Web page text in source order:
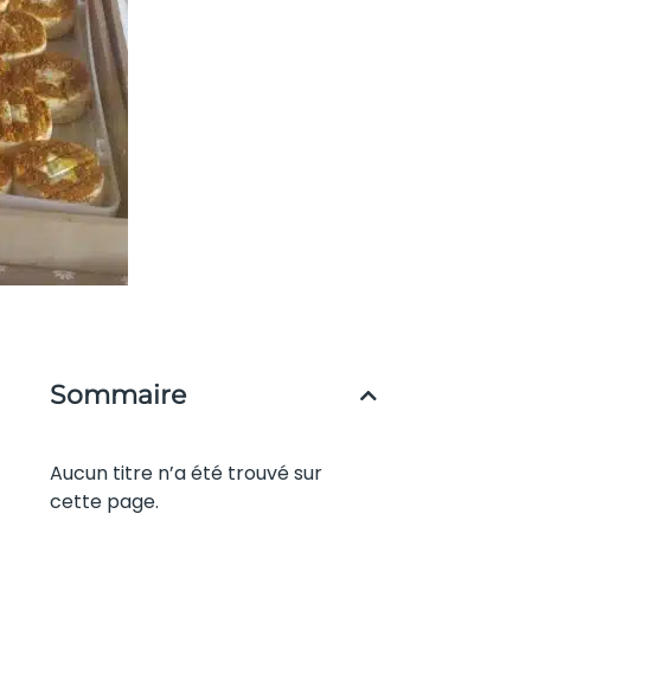
Sommaire
Aucun titre n’a été trouvé sur
cette page.